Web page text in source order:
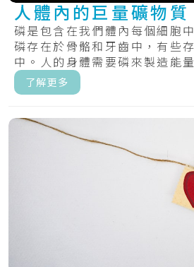
人體內的巨量礦物質
磷是包含在我們體內每個細胞
磷存在於骨骼和牙齒中，有些
中。人的身體需要磷來製造能
化學過.....
了解更多